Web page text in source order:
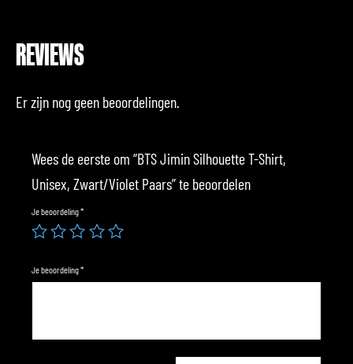
REVIEWS
Er zijn nog geen beoordelingen.
Wees de eerste om “BTS Jimin Silhouette T-Shirt,
Unisex, Zwart/Violet Paars” te beoordelen
Je beoordeling*
Je beoordeling*